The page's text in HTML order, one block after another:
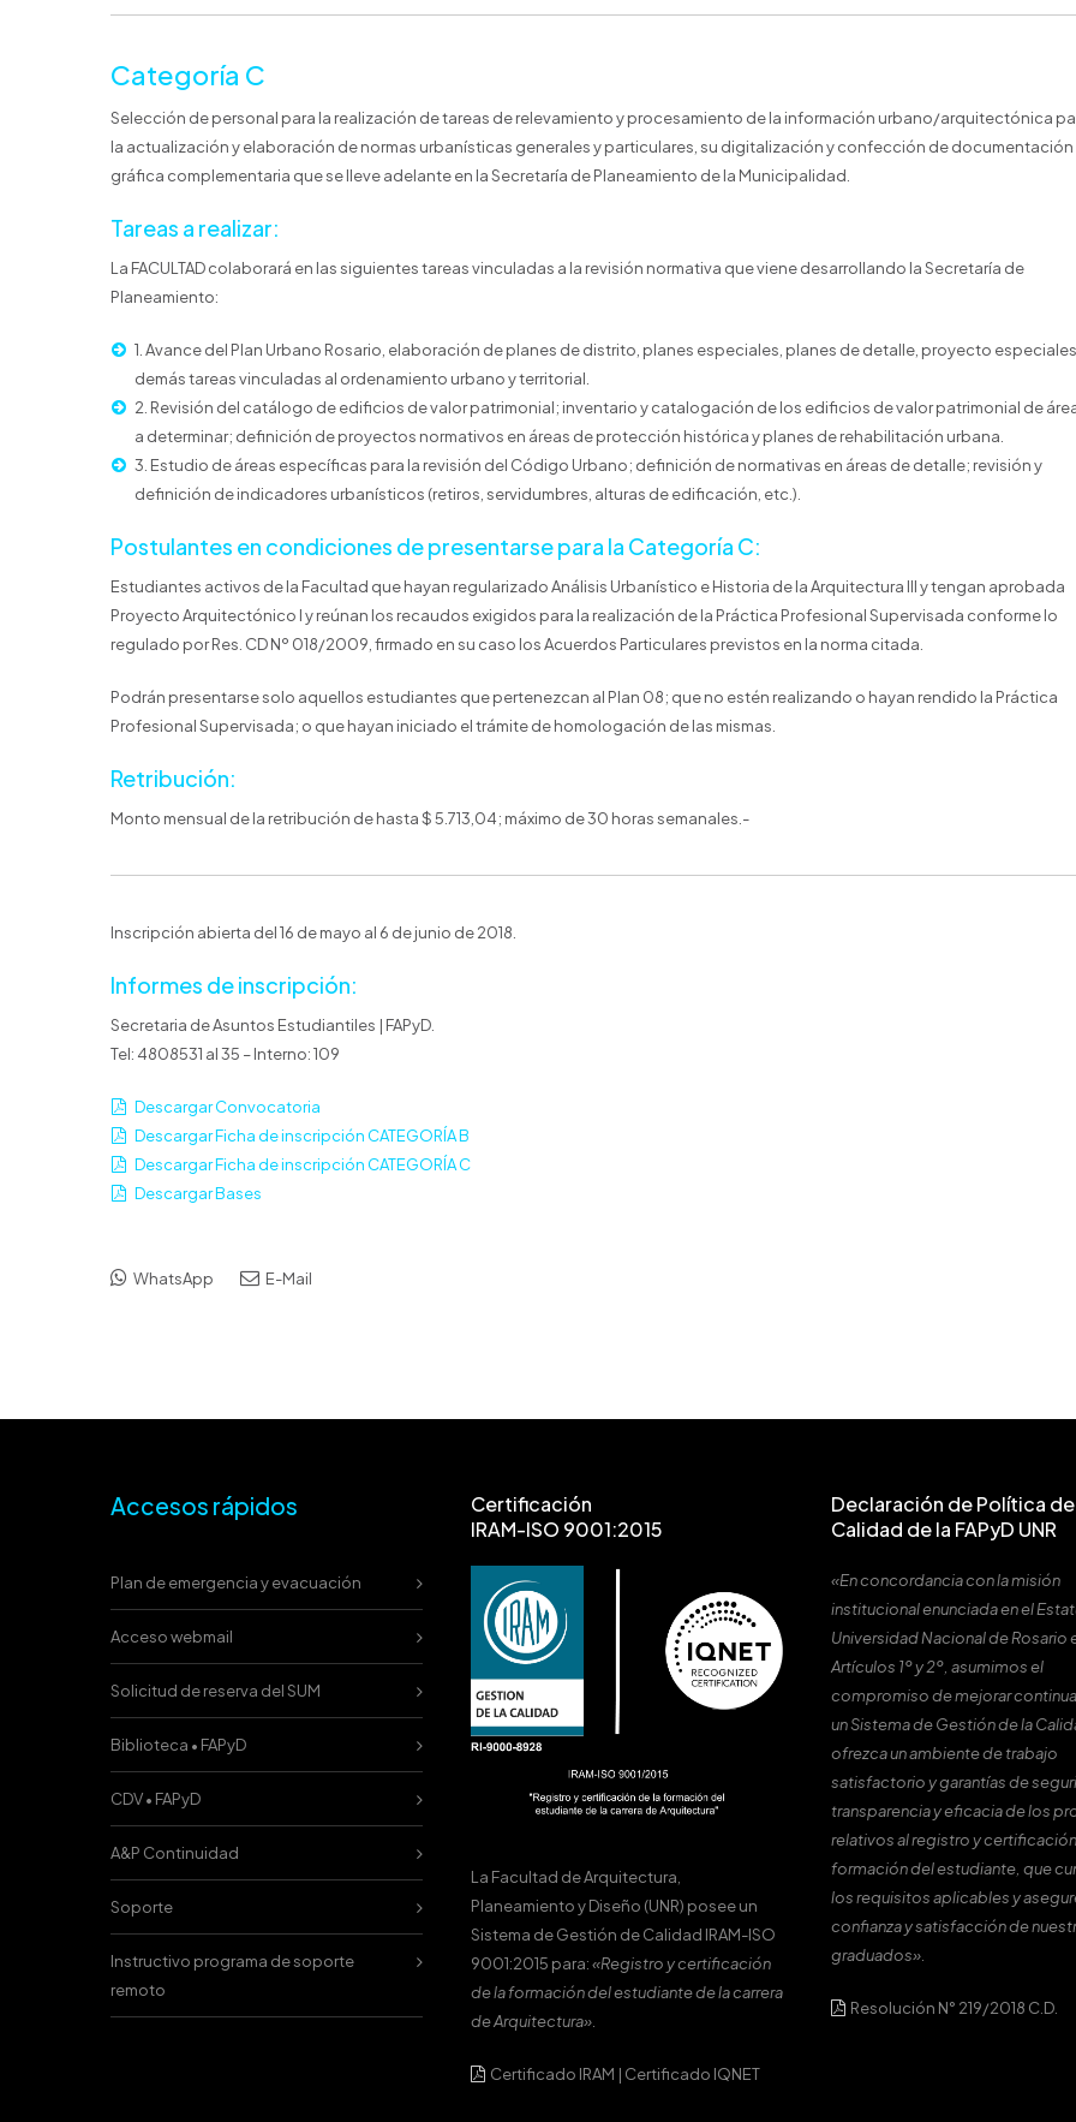
Categoría C
Selección de personal para la realización de tareas de relevamiento y procesamiento de la información urbano/arquitectónica
la actualización y elaboración de normas urbanísticas generales y particulares, su digitalización y confección de documentación
gráfica complementaria que se lleve adelante en la Secretaría de Planeamiento de la Municipalidad.
Tareas a realizar:
La FACULTAD colaborará en las siguientes tareas vinculadas a la revisión normativa que viene desarrollando la Secretaría de
Planeamiento:
1. Avance del Plan Urbano Rosario, elaboración de planes de distrito, planes especiales, planes de detalle, proyecto
demás tareas vinculadas al ordenamiento urbano y territorial.
2. Revisión del catálogo de edificios de valor patrimonial; inventario y catalogación de los edificios de valor patrimonial de
a determinar; definición de proyectos normativos en áreas de protección histórica y planes de rehabilitación urbana.
3. Estudio de áreas específicas para la revisión del Código Urbano; definición de normativas en áreas de detalle; revisión y
definición de indicadores urbanísticos (retiros, servidumbres, alturas de edificación, etc.).
Postulantes en condiciones de presentarse para la Categoría C:
Estudiantes activos de la Facultad que hayan regularizado Análisis Urbanístico e Historia de la Arquitectura III y tengan aprobada
Proyecto Arquitectónico I y reúnan los recaudos exigidos para la realización de la Práctica Profesional Supervisada conforme lo
regulado por Res. CD Nº 018/2009, firmado en su caso los Acuerdos Particulares previstos en la norma citada.
Podrán presentarse solo aquellos estudiantes que pertenezcan al Plan 08; que no estén realizando o hayan rendido la Práctica
Profesional Supervisada; o que hayan iniciado el trámite de homologación de las mismas.
Retribución:
Monto mensual de la retribución de hasta $ 5.713,04; máximo de 30 horas semanales.-
Inscripción abierta del 16 de mayo al 6 de junio de 2018.
Informes de inscripción:
Secretaria de Asuntos Estudiantiles | FAPyD.
Tel: 4808531 al 35 – Interno: 109
Descargar Convocatoria
Descargar Ficha de inscripción CATEGORÍA B
Descargar Ficha de inscripción CATEGORÍA C
Descargar Bases
WhatsApp E-Mail
Accesos rápidos
Plan de emergencia y evacuación
Acceso webmail
Solicitud de reserva del SUM
Biblioteca • FAPyD
CDV • FAPyD
A&P Continuidad
Soporte
Instructivo programa de soporte
remoto
Certificación
IRAM-ISO 9001:2015
La Facultad de Arquitectura,
Planeamiento y Diseño (UNR) posee un
Sistema de Gestión de Calidad IRAM-ISO
9001:2015 para:«Registro y certificación
de la formación del estudiante de la carrera
de Arquitectura».
Certificado IRAM | Certificado IQNET
Declaración de Política de
Calidad de la FAPyD UNR
«En concordancia con la misión
institucional enunciada en el
Universidad Nacional de Rosario
Artículos 1º y 2º, asumimos el
compromiso de mejorar
un Sistema de Gestión de la
ofrezca un ambiente de trabajo
satisfactorio y garantías de
transparencia y eficacia de los
relativos al registro y
formación del estudiante, que
los requisitos aplicables y
confianza y satisfacción de
graduados».
Resolución N° 219/2018 C.D.